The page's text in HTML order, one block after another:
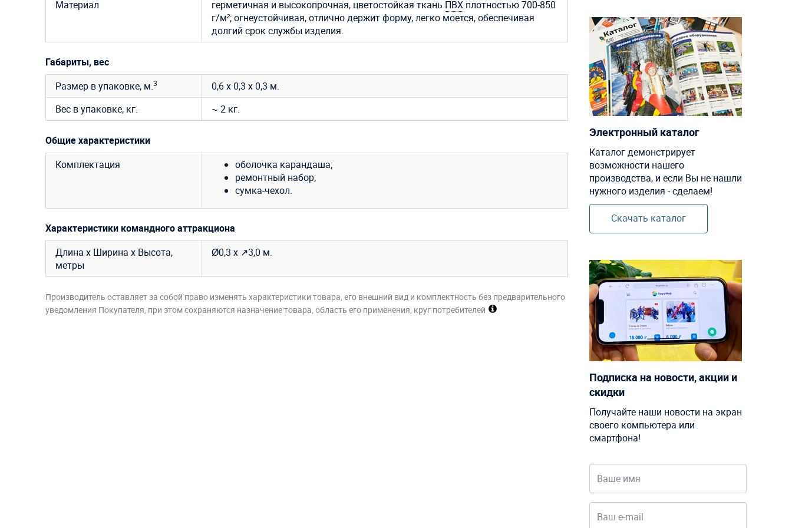
Материал герметичная и высокопрочная, цветостойкая ткань ПВХ плотностью 700-850
г/м²; огнеустойчивая, отлично держит форму, легко моется, обеспечивая
долгий срок службы изделия.
Габариты, вес
Размер в упаковке, м.3
0,6 х 0,3 х 0,3 м.
Вес в упаковке, кг.
~ 2 кг.
Общие характеристики
Комплектация
оболочка карандаша;
ремонтный набор;
сумка-чехол.
Характеристики командного аттракциона
Длина х Ширина х Высота,
метры
Ø0,3 х ↗3,0 м.
Производитель оставляет за собой право изменять характеристики товара, его внешний вид и комплектность без предварительного
уведомления Покупателя, при этом сохраняются назначение товара, область его применения, круг потребителей
Электронный каталог
Каталог демонстрирует
возможности нашего
производства, и если Вы не нашли
нужного изделия - сделаем!
Скачать каталог
Подписка на новости, акции и
скидки
Получайте наши новости на экран
своего компьютера или
смартфона!